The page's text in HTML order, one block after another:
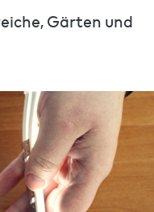
Gärten und